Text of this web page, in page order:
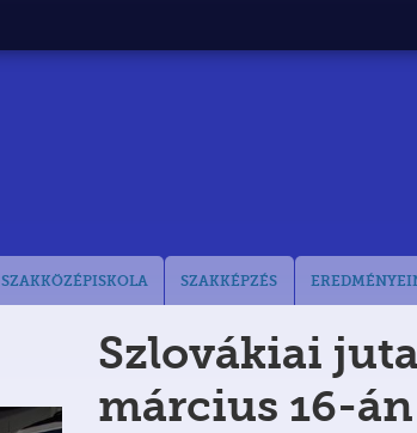
SZAKKÖZÉPISKOLA SZAKKÉPZÉS
Szlovákiai
március 16-án